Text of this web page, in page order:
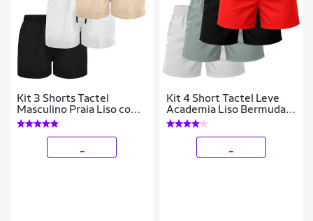
Kit 3 Shorts Tactel
Masculino Praia Liso com
Bolsos Secagem Rápida e
Ajuste
Kit 4 Short Tactel Leve
Academia Liso Bermuda
Masculina